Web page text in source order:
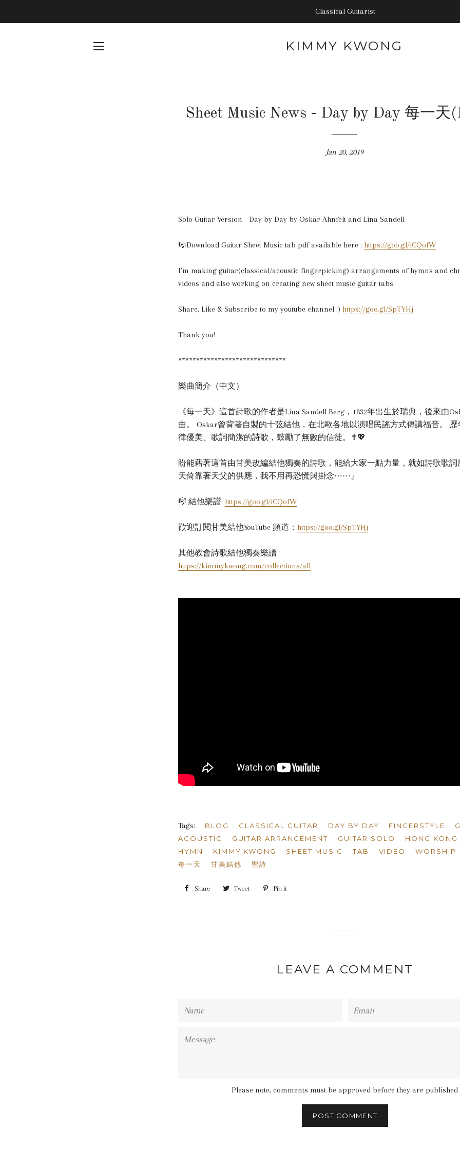
Classical Guitarist
KIMMY KWONG
Sheet Music News - Day by Day 每一天
Jan 20, 2019
Solo Guitar Version - Day by Day by Oskar Ahnfelt and Lina Sandell
🎼Download Guitar Sheet Music tab pdf available here : https://goo.gl/iCQofW
I'm making guitar(classical/acoustic fingerpicking) arrangements of hymns and
videos and also working on creating new sheet music guitar tabs.
Share, Like & Subscribe to my youtube channel :) https://goo.gl/SpTYHj
Thank you!
******************************
樂曲簡介（中文）
《每一天》這首詩歌的作者是Lina Sandell Berg，1832年出生於瑞典，後來由
曲。 Oskar曾背著自製的十弦結他，在北歐各地以演唱民謠方式傳講福音。
律優美、歌詞簡潔的詩歌，鼓勵了無數的信徒。✝💖
盼能藉著這首由甘美改編結他獨奏的詩歌，能給大家一點力量，就如詩歌歌詞
天倚靠著天父的供應，我不用再恐慌與掛念⋯⋯』
🎼 結他樂譜: https://goo.gl/iCQofW
歡迎訂閱甘美結他YouTube 頻道： https://goo.gl/SpTYHj
其他教會詩歌結他獨奏樂譜
https://kimmykwong.com/collections/all
Tags: BLOG CLASSICAL GUITAR DAY BY DAY FINGERSTYLE
ACOUSTIC
GUITAR ARRANGEMENT GUITAR SOLO
HONG KONG
HYMN
KIMMY KWONG SHEET MUSIC TAB VIDEO WORSHIP
每一天
甘美結他 聖詩
Share Share Tweet Tweet Pin it
LEAVE A COMMENT
Please note, comments must be approved before they are published